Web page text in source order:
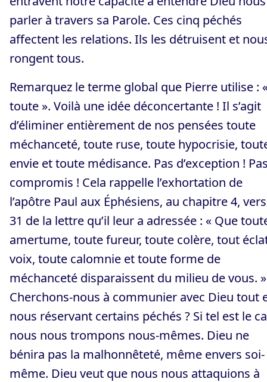
parler à travers sa Parole. Ces cinq péchés
affectent les relations. Ils les détruisent et
rongent tous.
Remarquez le terme global que Pierre utilise :
toute ». Voilà une idée déconcertante ! Il s’agit
d’éliminer entièrement de nos pensées toute
méchanceté, toute ruse, toute hypocrisie,
envie et toute médisance. Pas d’exception !
compromis ! Cela rappelle l’exhortation de
l’apôtre Paul aux Éphésiens, au chapitre 4,
31 de la lettre qu’il leur a adressée : « Que
amertume, toute fureur, toute colère, tout
voix, toute calomnie et toute forme de
méchanceté disparaissent du milieu de vous. »
Cherchons-nous à communier avec Dieu tout
nous réservant certains péchés ? Si tel est le
nous nous trompons nous-mêmes. Dieu ne
bénira pas la malhonnêteté, même envers soi-
même. Dieu veut que nous nous attaquions à